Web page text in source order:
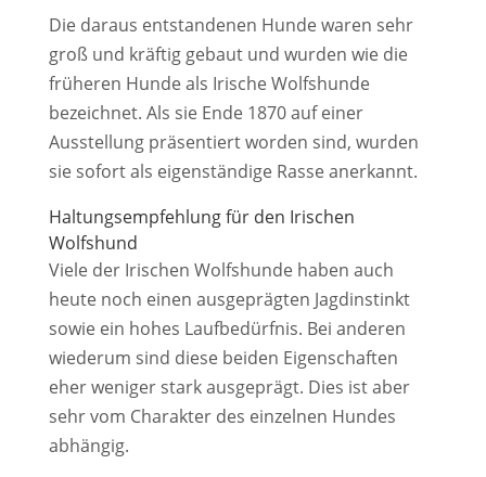
Die daraus entstandenen Hunde waren sehr
groß und kräftig gebaut und wurden wie die
früheren Hunde als Irische Wolfshunde
bezeichnet. Als sie Ende 1870 auf einer
Ausstellung präsentiert worden sind, wurden
sie sofort als eigenständige Rasse anerkannt.
Haltungsempfehlung für den Irischen
Wolfshund
Viele der Irischen Wolfshunde haben auch
heute noch einen ausgeprägten Jagdinstinkt
sowie ein hohes Laufbedürfnis. Bei anderen
wiederum sind diese beiden Eigenschaften
eher weniger stark ausgeprägt. Dies ist aber
sehr vom Charakter des einzelnen Hundes
abhängig.